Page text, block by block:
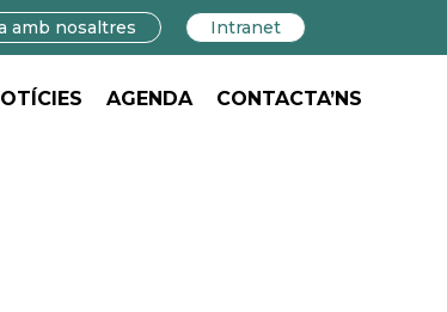
amb nosaltres Intranet
AGENDA CONTACTA’NS